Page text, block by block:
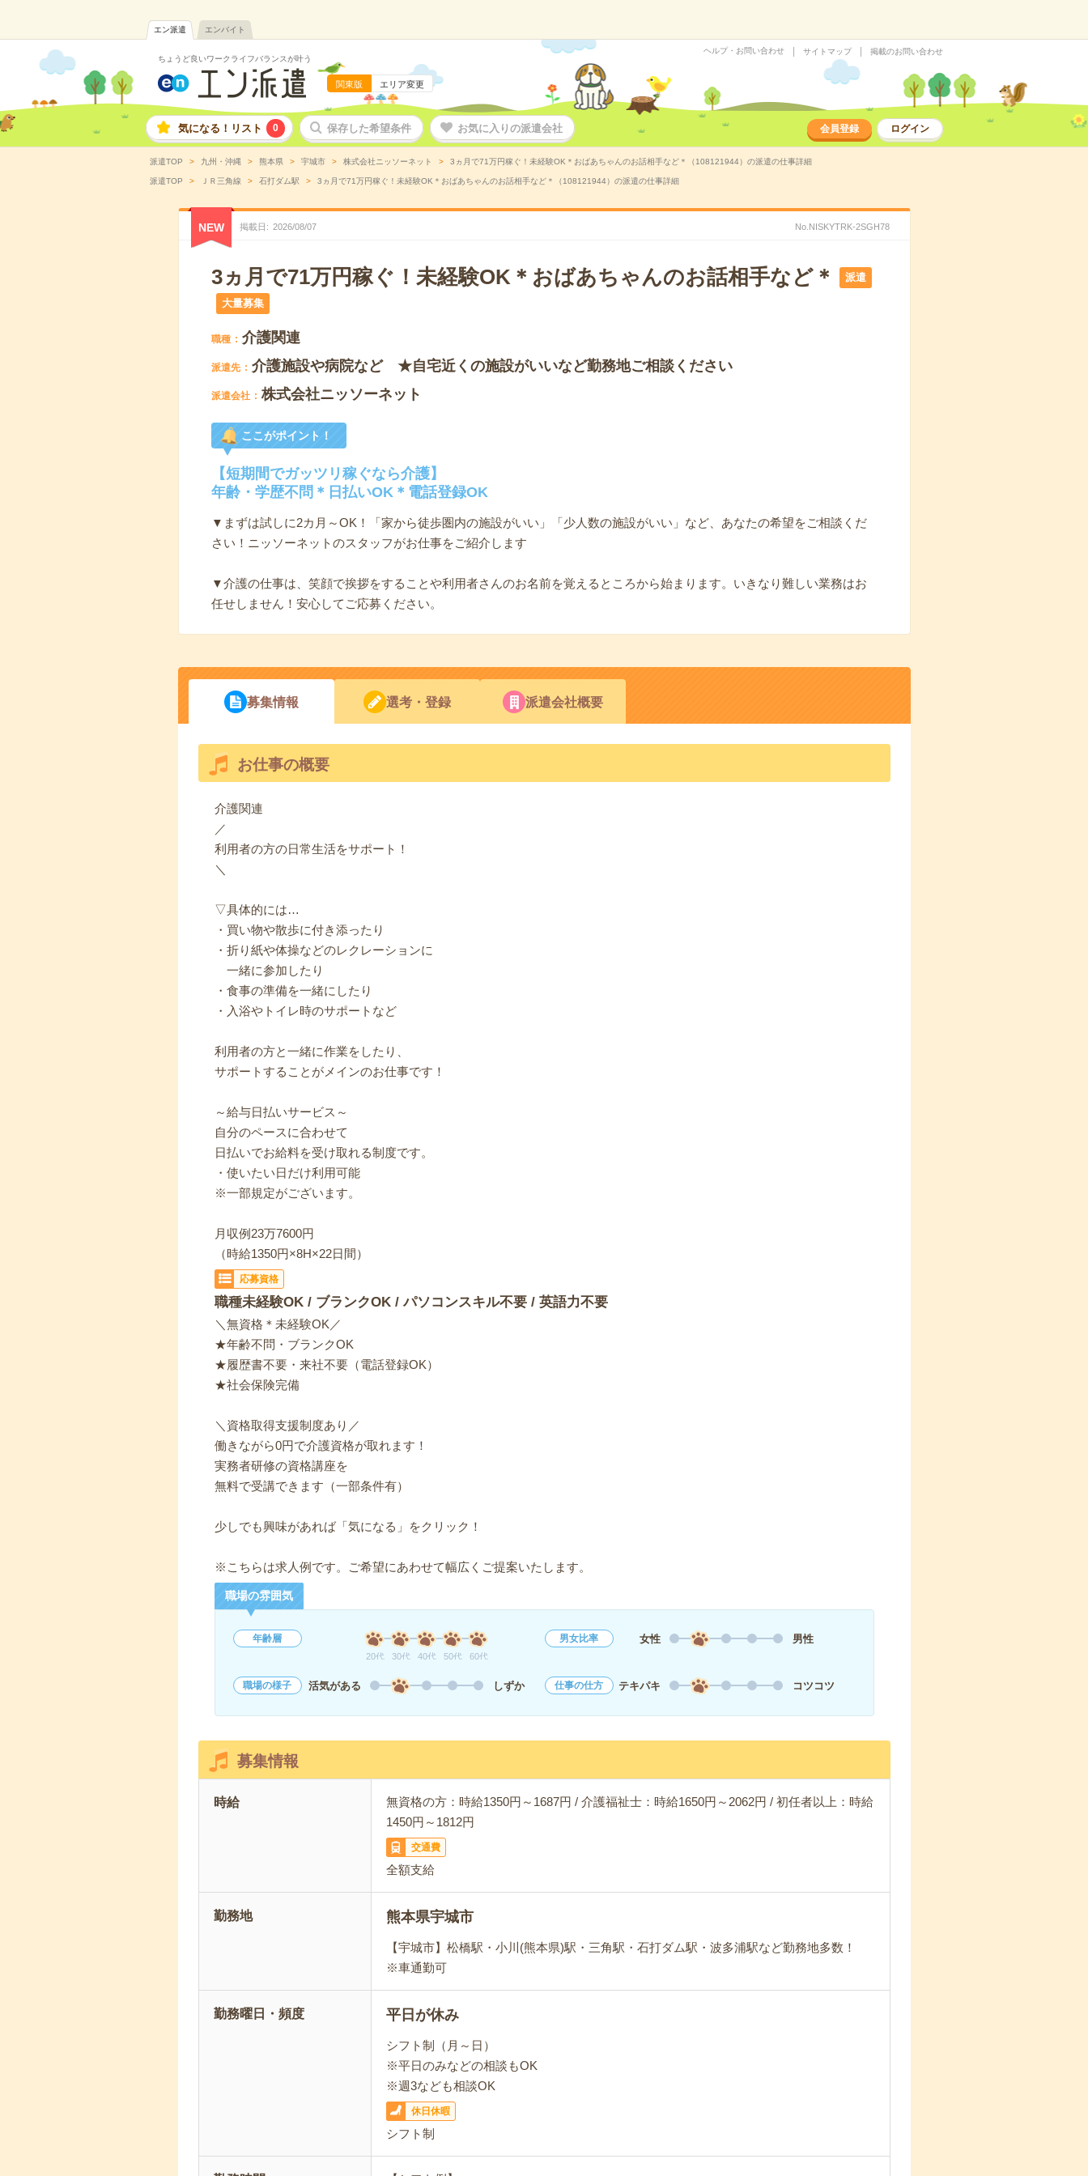
エン派遣 エンバイト
ちょうど良いワークライフバランスが叶う
関東版 エリア変更
ヘルプ・お問い合わせ サイトマップ 掲載のお問い合わせ
気になる！リスト 0 保存した希望条件 お気に入りの派遣会社 会員登録 ログイン
派遣TOP 九州・沖縄 熊本県 宇城市 株式会社ニッソーネット 3ヵ月で71万円稼ぐ！未経験OK＊おばあちゃんのお話相手など＊（108121944）の派遣の仕事詳細
派遣TOP ＪＲ三角線 石打ダム駅 3ヵ月で71万円稼ぐ！未経験OK＊おばあちゃんのお話相手など＊（108121944）の派遣の仕事詳細
NEW 掲載日 2026/08/07 No.NISKYTRK-2SGH78
3ヵ月で71万円稼ぐ！未経験OK＊おばあちゃんのお話相手など＊ 派遣
大量募集
職種 介護関連
派遣先 介護施設や病院など ★自宅近くの施設がいいなど勤務地ご相談ください
派遣会社 株式会社ニッソーネット
ここがポイント！
【短期間でガッツリ稼ぐなら介護】
年齢・学歴不問＊日払いOK＊電話登録OK
▼まずは試しに2カ月～OK！「家から徒歩圏内の施設がいい」「少人数の施設がいい」など、あなたの希望をご相談くだ
さい！ニッソーネットのスタッフがお仕事をご紹介します
▼介護の仕事は、笑顔で挨拶をすることや利用者さんのお名前を覚えるところから始まります。いきなり難しい業務はお
任せしません！安心してご応募ください。
募集情報 選考・登録 派遣会社概要
お仕事の概要
介護関連
／
利用者の方の日常生活をサポート！
＼
▽具体的には…
・買い物や散歩に付き添ったり
・折り紙や体操などのレクレーションに
一緒に参加したり
・食事の準備を一緒にしたり
・入浴やトイレ時のサポートなど
利用者の方と一緒に作業をしたり、
サポートすることがメインのお仕事です！
～給与日払いサービス～
自分のペースに合わせて
日払いでお給料を受け取れる制度です。
・使いたい日だけ利用可能
※一部規定がございます。
月収例23万7600円
（時給1350円×8H×22日間）
応募資格
職種未経験OK / ブランクOK / パソコンスキル不要 / 英語力不要
＼無資格＊未経験OK／
★年齢不問・ブランクOK
★履歴書不要・来社不要（電話登録OK）
★社会保険完備
＼資格取得支援制度あり／
働きながら0円で介護資格が取れます！
実務者研修の資格講座を
無料で受講できます（一部条件有）
少しでも興味があれば「気になる」をクリック！
※こちらは求人例です。ご希望にあわせて幅広くご提案いたします。
職場の雰囲気
年齢層
20代 30代 40代 50代 60代
男女比率 女性 男性
職場の様子 活気がある しずか 仕事の仕方 テキパキ コツコツ
募集情報
時給
無資格の方：時給1350円～1687円 / 介護福祉士：時給1650円～2062円 / 初任者以上：時給
1450円～1812円
交通費
全額支給
勤務地 熊本県宇城市
【宇城市】松橋駅・小川(熊本県)駅・三角駅・石打ダム駅・波多浦駅など勤務地多数！
※車通勤可
勤務曜日・頻度 平日が休み
シフト制（月～日）
※平日のみなどの相談もOK
※週3なども相談OK
休日休暇
シフト制